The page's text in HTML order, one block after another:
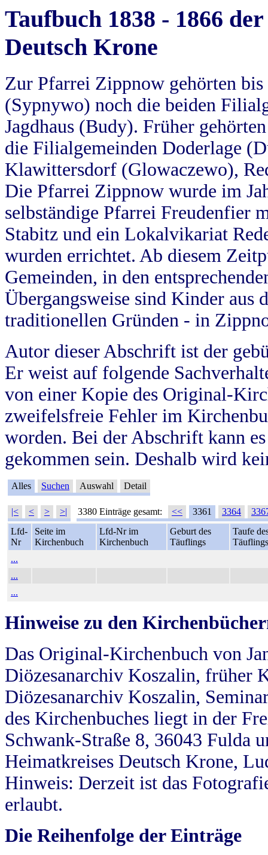
Taufbuch 1838 - 1866
Deutsch Krone
Zur Pfarrei Zippnow gehörten
(Sypnywo) noch die beiden
Jagdhaus (Budy). Früher
die Filialgemeinden Doderlage
Klawittersdorf (Glowaczewo),
Die Pfarrei Zippnow wurde im
selbständige Pfarrei Freudenfier
Stabitz und ein Lokalvikariat
wurden errichtet. Ab diesem
Gemeinden, in den
Übergangsweise sind Kinder aus
traditionellen Gründen - in
Autor dieser Abschrift ist der
Er weist auf folgende
von einer Kopie des Original-
zweifelsfreie Fehler im
worden. Bei der Abschrift kann
gekommen sein. Deshalb wird
Alles Suchen Auswahl Detail
|< < > >| 3380 Einträge gesamt: << 3361 3364
Lfd-
Nr
Seite im
Kirchenbuch
Lfd-Nr im
Kirchenbuch
Geburt des
Täuflings
Taufe
Täuflings
...
...
...
Hinweise zu den
Das Original-Kirchenbuch von
Diözesanarchiv Koszalin, früher
Diözesanarchiv Koszalin,
des Kirchenbuches liegt in der
Schwank-Straße 8, 36043 Fulda
Heimatkreises Deutsch Krone,
Hinweis: Derzeit ist das
erlaubt.
Die Reihenfolge der Einträge